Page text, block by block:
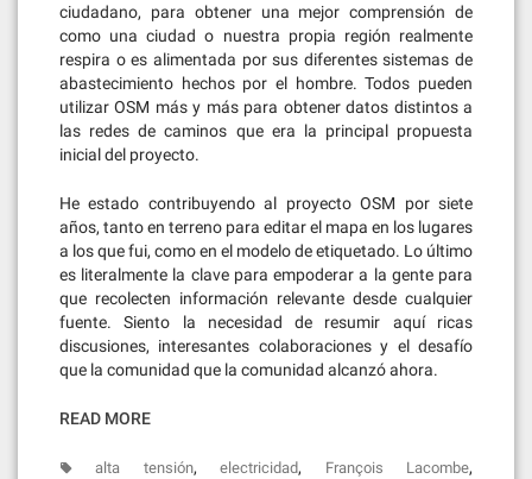
ciudadano, para obtener una mejor comprensión de
como una ciudad o nuestra propia región realmente
respira o es alimentada por sus diferentes sistemas de
abastecimiento hechos por el hombre. Todos pueden
utilizar OSM más y más para obtener datos distintos a
las redes de caminos que era la principal propuesta
inicial del proyecto.
He estado contribuyendo al proyecto OSM por siete
años, tanto en terreno para editar el mapa en los lugares
a los que fui, como en el modelo de etiquetado. Lo último
es literalmente la clave para empoderar a la gente para
que recolecten información relevante desde cualquier
fuente. Siento la necesidad de resumir aquí ricas
discusiones, interesantes colaboraciones y el desafío
que la comunidad que la comunidad alcanzó ahora.
READ MORE
alta tensión,electricidad, François Lacombe,